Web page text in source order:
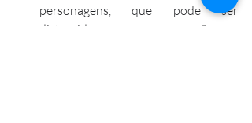
personagens, que pode ser
distorcida por suas emoções e